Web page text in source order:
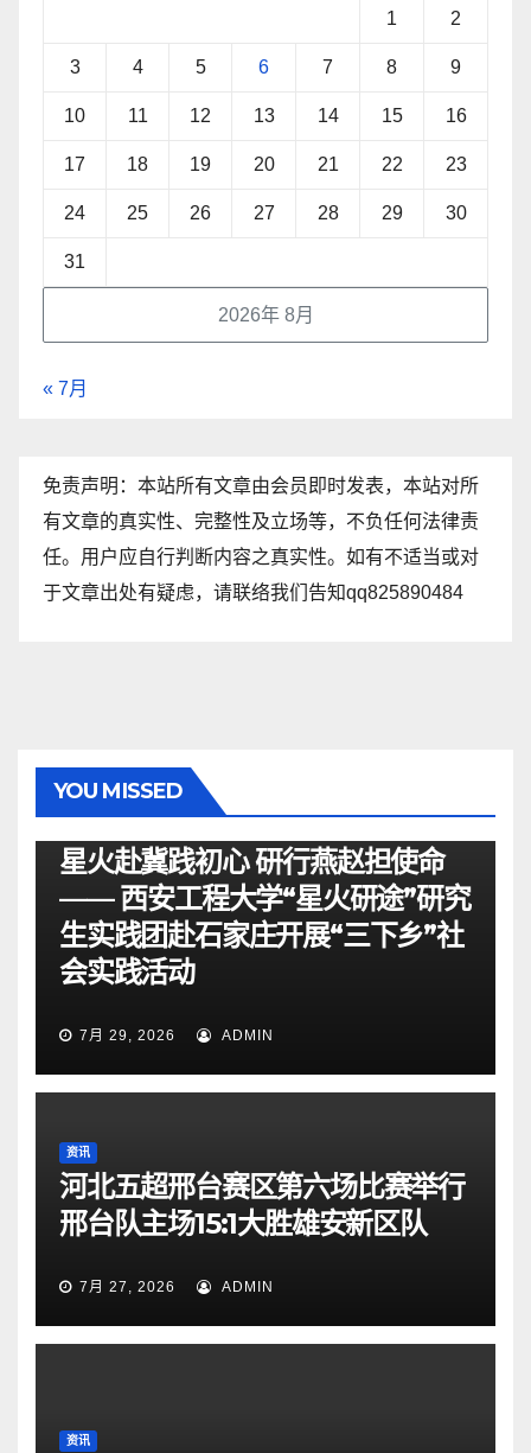
2026年 8月
1 2
3 4 5 6 7 8 9
10 11 12 13 14 15 16
17 18 19 20 21 22 23
24 25 26 27 28 29 30
31
« 7月
免责声明：本站所有文章由会员即时发表，本站对所
有文章的真实性、完整性及立场等，不负任何法律责
任。用户应自行判断内容之真实性。如有不适当或对
于文章出处有疑虑，请联络我们告知qq825890484
YOU MISSED
星火赴冀践初心 研行燕赵担使命
—— 西安工程大学“星火研途”研究
生实践团赴石家庄开展“三下乡”社
会实践活动
7月 29, 2026 ADMIN
资讯
河北五超邢台赛区第六场比赛举行
邢台队主场15:1大胜雄安新区队
7月 27, 2026 ADMIN
资讯